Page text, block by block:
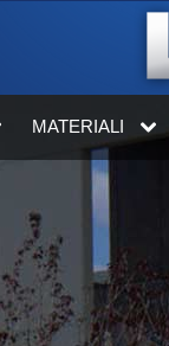
MATERIALI